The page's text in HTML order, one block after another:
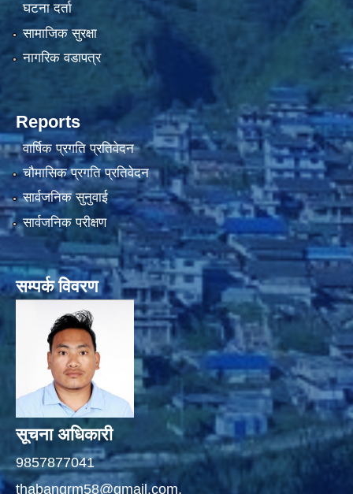
घटना दर्ता
सामाजिक सुरक्षा
नागरिक वडापत्र
Reports
वार्षिक प्रगति प्रतिवेदन
चौमासिक प्रगति प्रतिवेदन
सार्वजनिक सुनुवाई
सार्वजनिक परीक्षण
सम्पर्क विवरण
सूचना अधिकारी
9857877041
thabangrm58@gmail.com,